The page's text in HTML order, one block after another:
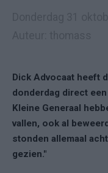
Dick Advocaat heeft
donderdag direct
Kleine Generaal
vallen, ook al
stonden allemaal
gezien."